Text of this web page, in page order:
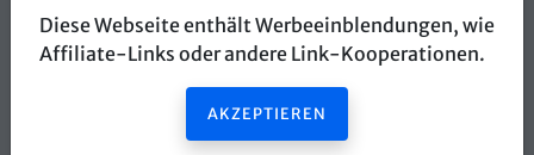
Diese Webseite enthält Werbeeinblendungen, wie
Affiliate-Links oder andere Link-Kooperationen.
AKZEPTIEREN
6971 Hard
Webseite öffnen